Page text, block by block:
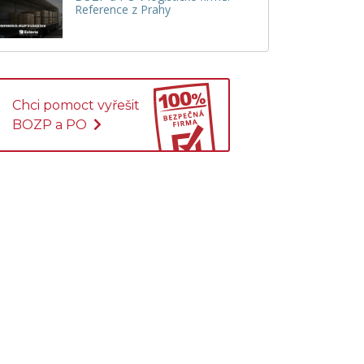
Reference z Prahy
Chci pomoct vyřešit
BOZP a PO